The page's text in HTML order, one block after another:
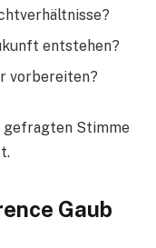
entstehen?
vorbereiten?
gefragten Stimme
Gaub